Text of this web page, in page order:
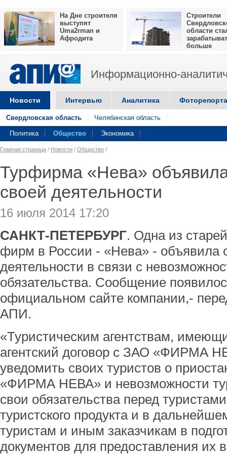
На Дне строителя
выступят
Uma2rman и
Афродита
Строители
области
больше
Информационно-
Новости Интервью Аналитика
Свердловская область Челябинская область
Политика Общество Экономика
Главная страница / Новости / Общество /
Турфирма «Нева»
своей деятельности
16 июля 2014 17:20
САНКТ-ПЕТЕРБУРГ. Одна из
фирм в России - «Нева» - объявила
деятельности в связи с
обязательства. Сообщение
официальном сайте компании,-
АПИ.
«Туристическим агентствам,
агентский договор с ЗАО «ФИРМА
уведомить своих туристов о
«ФИРМА НЕВА» и невозможности
свои обязательства перед
туристского продукта и в
туристам и иным заказчикам в
документов для предоставления их